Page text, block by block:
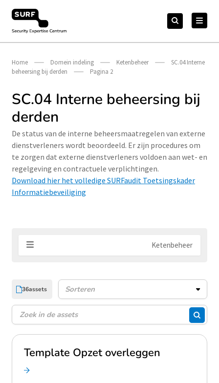
naar
content
Security Expertise Centrum – by SURF
Zoeken
naar:Zoeken
Home Domein indeling Ketenbeheer
SC.04 Interne
beheersing bij derden
Pagina 2
SC.04 Interne beheersing bij
derden
De status van de interne beheersmaatregelen van externe
dienstverleners wordt beoordeeld. Er zijn procedures om
te zorgen dat externe dienstverleners voldoen aan wet- en
regelgeving en contractuele verplichtingen.
Download hier het volledige SURFaudit Toetsingskader
Informatiebeveiliging
Ketenbeheer
36assets
Assets sorteren
Zoeken
Template Opzet overleggen